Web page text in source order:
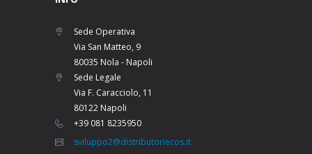
Sede Operativa
Via San Matteo, 9
80035 Nola - Napoli
Sede Legale
Via F. Caracciolo, 11
80122 Napoli
+39 081 8235950
sviluppo2@distributoriecos.it